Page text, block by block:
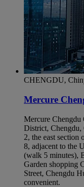
CHENGDU,
Mercure
Mercure Chengdu
District, Chengdu,
2, the east
8, adjacent to the
(walk 5 minutes),
Garden shopping
Street, Chengdu
convenient.